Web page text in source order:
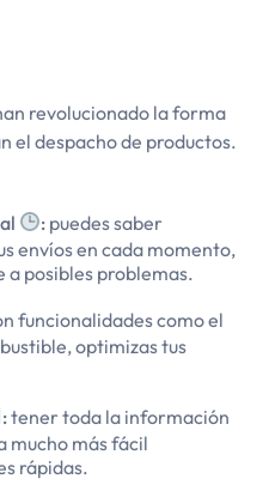
revolucionado la forma
el despacho de productos.
: puedes saber
envíos en cada momento,
posibles problemas.
funcionalidades como el
optimizas tus
:tener toda la información
mucho más fácil
rápidas.